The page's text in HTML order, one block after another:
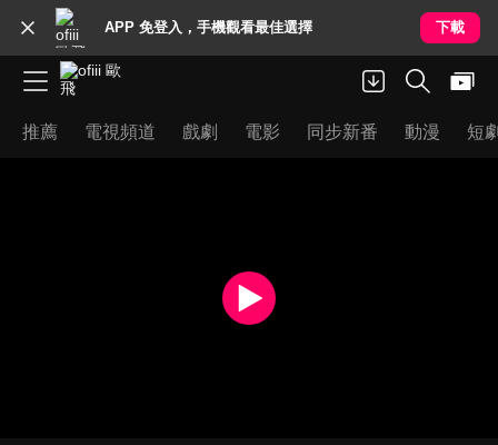
APP 免登入，手機觀看最佳選擇 下載
推薦 電視頻道 戲劇 電影 同步新番 動漫 短